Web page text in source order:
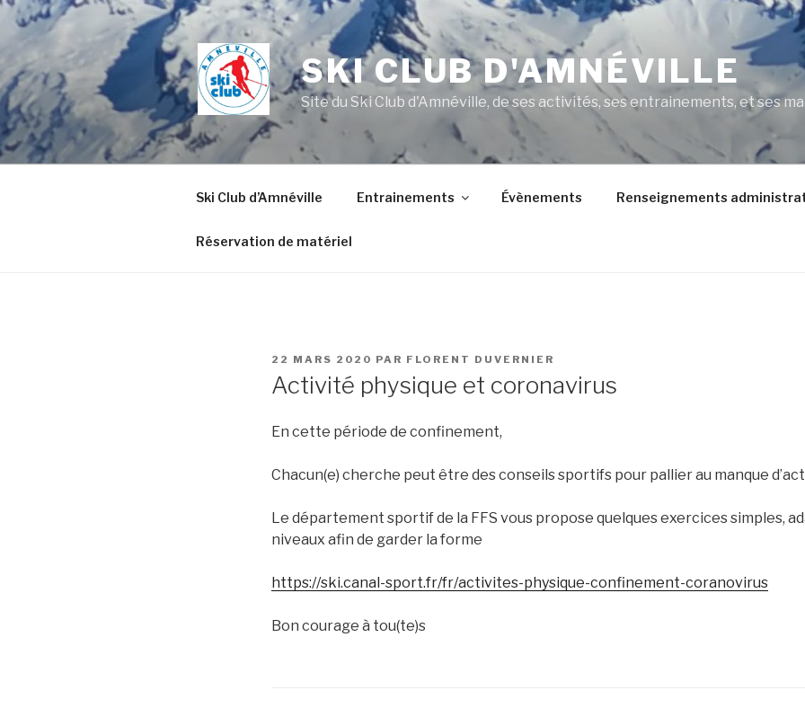
Aller
contenu
principal
SKI CLUB D'AMNÉVILLE
Site du Ski Club d'Amnéville, de ses activités, ses entrainements, et ses
Ski Club d’Amnéville Entrainements Évènements Renseignements
Réservation de matériel
PUBLIÉ
22 MARS 2020 PAR FLORENT DUVERNIER
Activité physique et coronavirus
En cette période de confinement,
Chacun(e) cherche peut être des conseils sportifs pour pallier au manque
Le département sportif de la FFS vous propose quelques exercices simples,
niveaux afin de garder la forme
https://ski.canal-sport.fr/fr/activites-physique-confinement-coranovirus
Bon courage à tou(te)s